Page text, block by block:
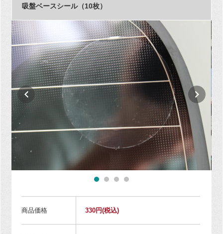
吸盤ベースシール（10枚）
商品価格 330円(税込)